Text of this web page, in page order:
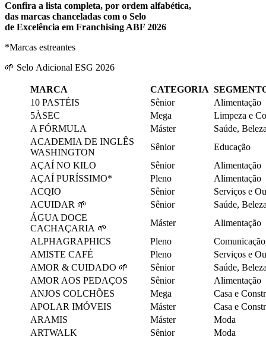
Confira a lista completa, por ordem alfabética,
das marcas chanceladas com o Selo
de Excelência em Franchising ABF 2026
*Marcas estreantes
🌱 Selo Adicional ESG 2026
MARCA CATEGORIA
10 PASTÉIS
Sênior
Alimentação
5ÀSEC
Mega
Limpeza e
A FÓRMULA
Máster
Saúde,
ACADEMIA DE INGLÊS
WASHINGTON
Sênior
Educação
AÇAÍ NO KILO
Sênior
Alimentação
AÇAÍ PURÍSSIMO*
Pleno
Alimentação
ACQIO
Sênior
Serviços e
ACUIDAR 🌱
Sênior
Saúde,
ÁGUA DOCE
CACHAÇARIA 🌱
Máster
Alimentação
ALPHAGRAPHICS
Pleno
AMISTE CAFÉ
Pleno
Serviços e
AMOR & CUIDADO 🌱
Sênior
Saúde,
AMOR AOS PEDAÇOS
Sênior
Alimentação
ANJOS COLCHÕES
Mega
Casa e
APOLAR IMÓVEIS
Máster
Casa e
ARAMIS
Máster
Moda
ARTWALK
Sênior
Moda